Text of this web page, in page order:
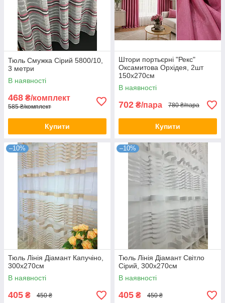
Тюль Смужка Сірий 5800/10,
3 метри
В наявності
468 ₴/комплект
585 ₴/комплект
Купити
Штори портьєрні "Рекс"
Оксамитова Орхідея, 2шт
150х270см
В наявності
702 ₴/пара 780 ₴/пара
Купити
–10%
Тюль Лінія Діамант Капучіно,
300х270см
В наявності
405 ₴ 450 ₴
–10%
Тюль Лінія Діамант Світло
Сірий, 300х270см
В наявності
405 ₴ 450 ₴